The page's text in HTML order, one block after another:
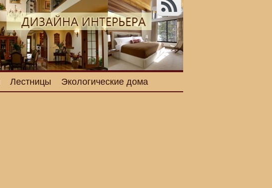
Лестницы Экологические дома